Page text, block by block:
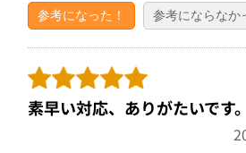
参考になった！ 参考にならなか
素早い対応、ありがたいです。